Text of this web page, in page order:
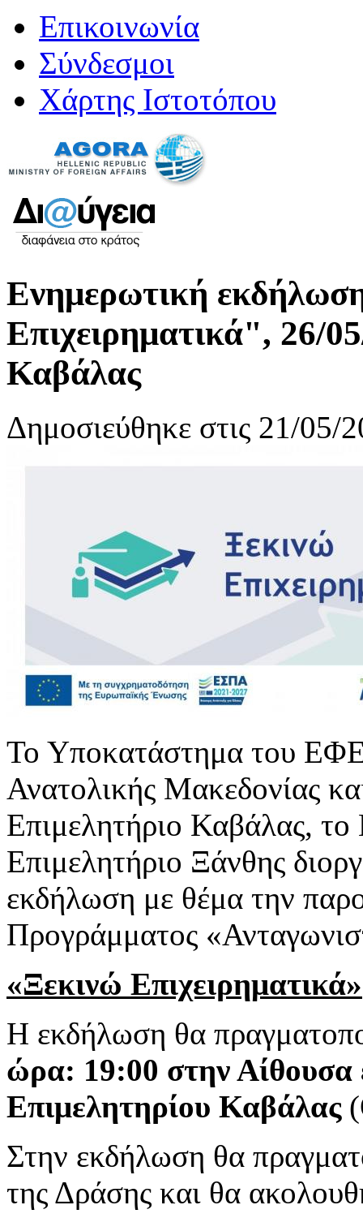
Επικοινωνία
Σύνδεσμοι
Χάρτης Ιστοτόπου
Ενημερωτική
Επιχειρηματικά", 26/
Καβάλας
Δημοσιεύθηκε στις 21/05/
Το Υποκατάστημα του
Ανατολικής Μακεδονίας
Επιμελητήριο Καβάλας, το
Επιμελητήριο Ξάνθης
εκδήλωση με θέμα την
Προγράμματος
«Ξεκινώ Επιχειρηματικά»
Η εκδήλωση θα
ώρα: 19:00 στην
Επιμελητηρίου Καβάλας
Στην εκδήλωση θα
της Δράσης και θα